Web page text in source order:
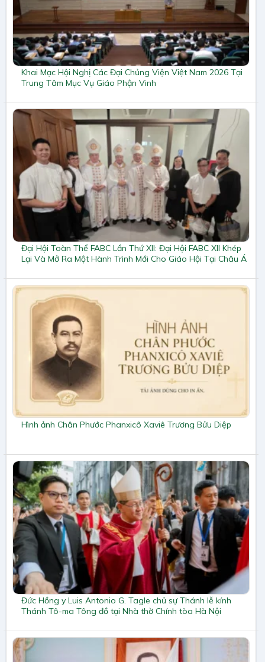
Khai Mạc Hội Nghị Các Đại Chủng Viện Việt Nam 2026 Tại
Trung Tâm Mục Vụ Giáo Phận Vinh
Đại Hội Toàn Thể FABC Lần Thứ XII: Đại Hội FABC XII Khép
Lại Và Mở Ra Một Hành Trình Mới Cho Giáo Hội Tại Châu Á
Hình ảnh Chân Phước Phanxicô Xaviê Trương Bửu Diệp
Đức Hồng y Luis Antonio G. Tagle chủ sự Thánh lễ kính
Thánh Tô-ma Tông đồ tại Nhà thờ Chính tòa Hà Nội